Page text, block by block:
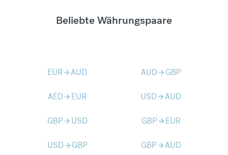
Beliebte Währungspaare
EURarrow_forwardAUD AUDarrow_forward GBP
AEDarrow_forward EUR USDarrow_forwardAUD
GBParrow_forward USD GBParrow_forward EUR
USDarrow_forward GBP GBParrow_forwardAUD